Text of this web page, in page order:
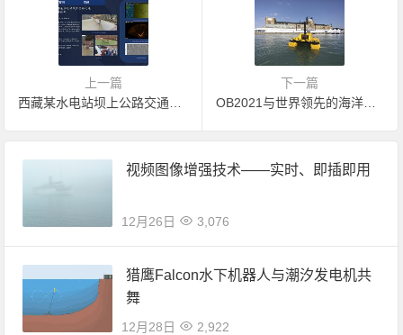
上一篇
下一篇
OB2021与世界领先的海洋技术供应商合作的机会
视频图像增强技术——实时、即插即用
12月26日 3,076
猎鹰Falcon水下机器人与潮汐发电机共
舞
12月28日 2,922